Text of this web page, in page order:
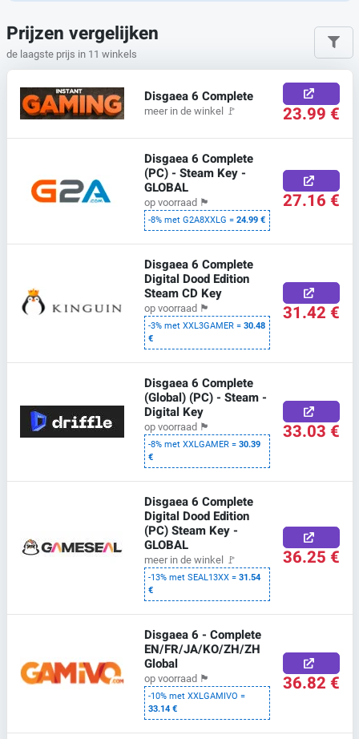
Prijzen vergelijken
de laagste prijs in 11 winkels
Disgaea 6 Complete
meer in de winkel 🚩 23.99 €
Disgaea 6 Complete
(PC) - Steam Key -
GLOBAL
op voorraad 🏴
-8% met G2A8XXLG =24.99 €
27.16 €
Disgaea 6 Complete
Digital Dood Edition
Steam CD Key
op voorraad 🏴
-3% met XXL3GAMER =30.48
€
31.42 €
Disgaea 6 Complete
(Global) (PC) - Steam -
Digital Key
op voorraad 🏴
-8% met XXLGAMER =30.39
€
33.03 €
Disgaea 6 Complete
Digital Dood Edition
(PC) Steam Key -
GLOBAL
meer in de winkel 🚩
-13% met SEAL13XX =31.54
€
36.25 €
Disgaea 6 - Complete
EN/FR/JA/KO/ZH/ZH
Global
op voorraad 🏴
-10% met XXLGAMIVO =
33.14 €
36.82 €